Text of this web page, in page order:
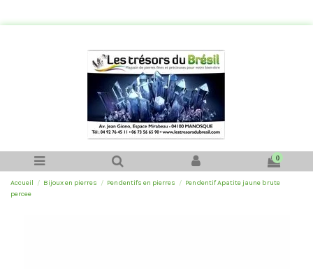
0
Accueil Bijoux en pierres Pendentifs en pierres
Pendentif Apatite jaune brute
percee